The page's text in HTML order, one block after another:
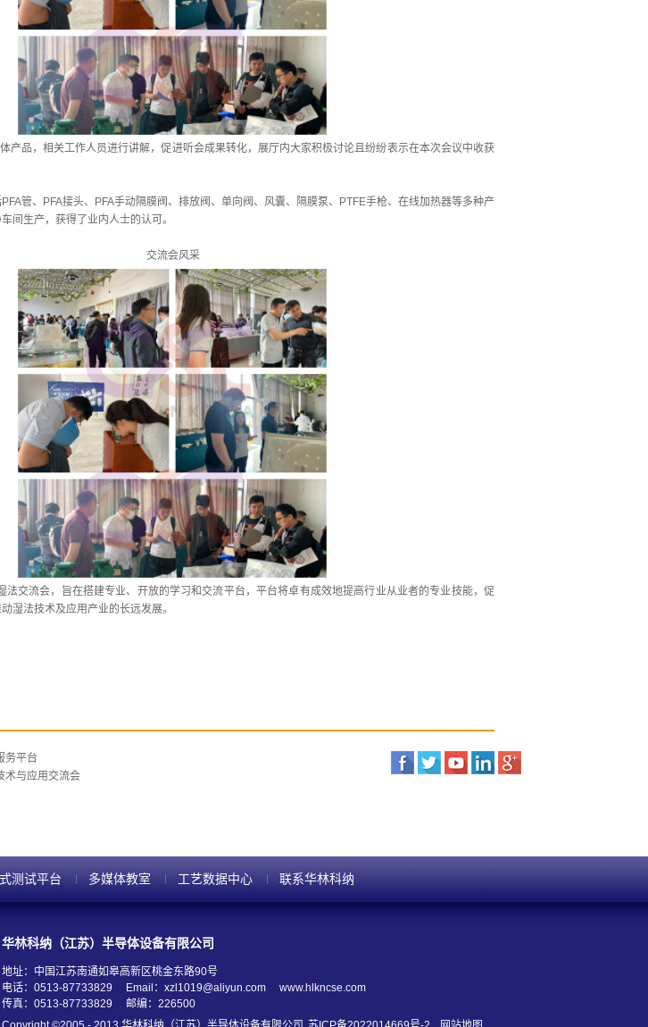
产品，相关工作人员进行讲解，促进听会成果转化，展厅内大家积极讨论且纷纷表示在本次会议中收获
管、PFA接头、PFA手动隔膜阀、排放阀、单向阀、风囊、隔膜泵、PTFE手枪、在线加热器等多种产
间生产，获得了业内人士的认可。
交流会风采
法交流会，旨在搭建专业、开放的学习和交流平台，平台将卓有成效地提高行业从业者的专业技能，促
湿法技术及应用产业的长远发展。
务平台
术与应用交流会
测试平台 多媒体教室 工艺数据中心 联系华林科纳
华林科纳（江苏）半导体设备有限公司
地址：中国江苏南通如皋高新区桃金东路90号
电话：0513-87733829
Email：xzl1019@aliyun.com
www.hlkncse.com
传真：0513-87733829
邮编：226500